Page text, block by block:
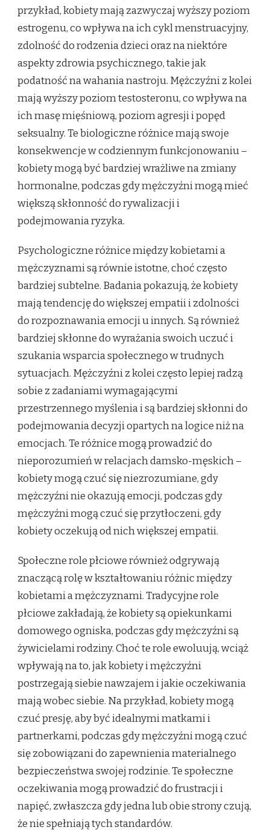
przykład, kobiety mają zazwyczaj wyższy poziom
estrogenu, co wpływa na ich cykl menstruacyjny,
zdolność do rodzenia dzieci oraz na niektóre
aspekty zdrowia psychicznego, takie jak
podatność na wahania nastroju. Mężczyźni z kolei
mają wyższy poziom testosteronu, co wpływa na
ich masę mięśniową, poziom agresji i popęd
seksualny. Te biologiczne różnice mają swoje
konsekwencje w codziennym funkcjonowaniu –
kobiety mogą być bardziej wrażliwe na zmiany
hormonalne, podczas gdy mężczyźni mogą mieć
większą skłonność do rywalizacji i
podejmowania ryzyka.
Psychologiczne różnice między kobietami a
mężczyznami są równie istotne, choć często
bardziej subtelne. Badania pokazują, że kobiety
mają tendencję do większej empatii i zdolności
do rozpoznawania emocji u innych. Są również
bardziej skłonne do wyrażania swoich uczuć i
szukania wsparcia społecznego w trudnych
sytuacjach. Mężczyźni z kolei często lepiej radzą
sobie z zadaniami wymagającymi
przestrzennego myślenia i są bardziej skłonni do
podejmowania decyzji opartych na logice niż na
emocjach. Te różnice mogą prowadzić do
nieporozumień w relacjach damsko-męskich –
kobiety mogą czuć się niezrozumiane, gdy
mężczyźni nie okazują emocji, podczas gdy
mężczyźni mogą czuć się przytłoczeni, gdy
kobiety oczekują od nich większej empatii.
Społeczne role płciowe również odgrywają
znaczącą rolę w kształtowaniu różnic między
kobietami a mężczyznami. Tradycyjne role
płciowe zakładają, że kobiety są opiekunkami
domowego ogniska, podczas gdy mężczyźni są
żywicielami rodziny. Choć te role ewoluują, wciąż
wpływają na to, jak kobiety i mężczyźni
postrzegają siebie nawzajem i jakie oczekiwania
mają wobec siebie. Na przykład, kobiety mogą
czuć presję, aby być idealnymi matkami i
partnerkami, podczas gdy mężczyźni mogą czuć
się zobowiązani do zapewnienia materialnego
bezpieczeństwa swojej rodzinie. Te społeczne
oczekiwania mogą prowadzić do frustracji i
napięć, zwłaszcza gdy jedna lub obie strony czują,
że nie spełniają tych standardów.